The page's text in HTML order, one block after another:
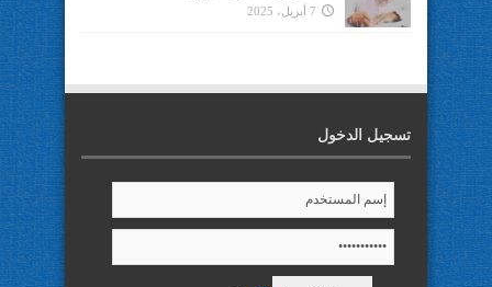
7 أبريل، 2025
تسجيل الدخول